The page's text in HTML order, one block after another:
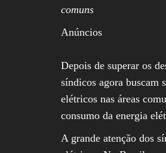
comuns
Anúncios
Depois de superar os
síndicos agora buscam
elétricos nas áreas
consumo da energia
A grande atenção dos